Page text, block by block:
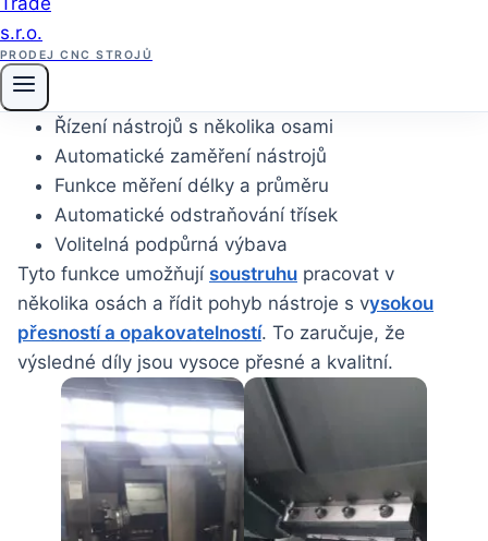
PRODEJ CNC STROJŮ
Kromě toho je Doosan Puma 2600LY II vybaven
několika funkcemi, jako jsou:
Přídavná osa Y
Řízení nástrojů s několika osami
Automatické zaměření nástrojů
Funkce měření délky a průměru
Automatické odstraňování třísek
Volitelná podpůrná výbava
Tyto funkce umožňují soustruhu pracovat v
několika osách a řídit pohyb nástroje s vysokou
přesností a opakovatelností. To zaručuje, že
výsledné díly jsou vysoce přesné a kvalitní.